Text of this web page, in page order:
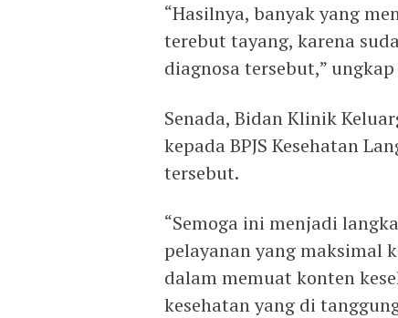
“Hasilnya, banyak yang
terebut tayang, karena
diagnosa tersebut,”
Senada, Bidan Klinik
kepada BPJS Kesehatan
tersebut.
“Semoga ini menjadi
pelayanan yang maksimal
dalam memuat konten
kesehatan yang di